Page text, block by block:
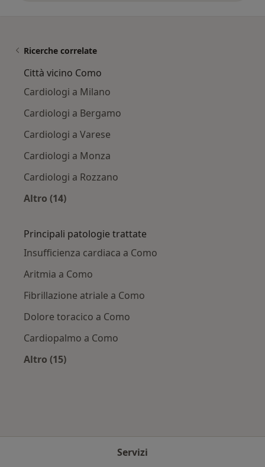
Ricerche correlate
Città vicino Como
Cardiologi a Milano
Cardiologi a Bergamo
Cardiologi a Varese
Cardiologi a Monza
Cardiologi a Rozzano
Altro (14)
Principali patologie trattate
Insufficienza cardiaca a Como
Aritmia a Como
Fibrillazione atriale a Como
Dolore toracico a Como
Cardiopalmo a Como
Altro (15)
Servizi